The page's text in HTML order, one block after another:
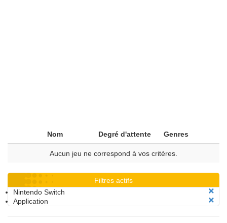
Nom Degré d'attente Genres
Aucun jeu ne correspond à vos critères.
Filtres actifs
Nintendo Switch
Application